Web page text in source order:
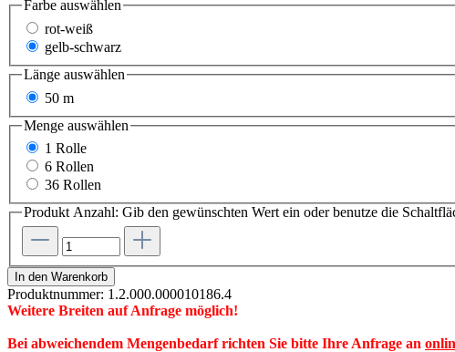
Farbe auswählen
rot-weiß
gelb-schwarz
Länge auswählen
50 m
Menge auswählen
1 Rolle
6 Rollen
36 Rollen
Produkt Anzahl: Gib den gewünschten Wert ein oder benutze die
In den Warenkorb
Produktnummer: 1.2.000.000010186.4
Weitere Breiten auf Anfrage möglich!
Bei abweichendem Mengenbedarf richten Sie bitte Ihre Anfrage an